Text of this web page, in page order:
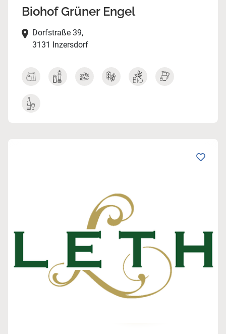
Biohof Grüner Engel
Dorfstraße 39,
3131 Inzersdorf